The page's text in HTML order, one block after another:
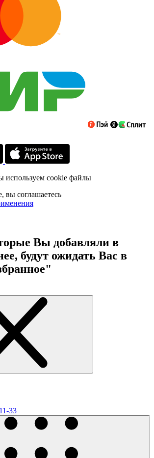
используем cookie файлы
вы соглашаетесь
Вы добавляли в
будут ожидать Вас в
33